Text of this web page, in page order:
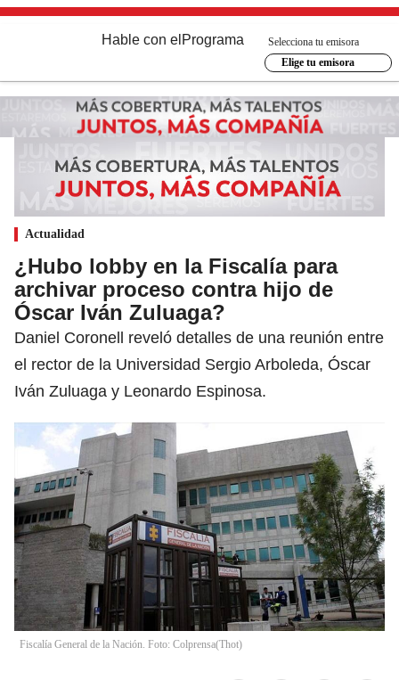
Hable con el Programa
Selecciona tu emisora
Elige tu emisora
Actualidad
¿Hubo lobby en la Fiscalía para
archivar proceso contra hijo de
Óscar Iván Zuluaga?
Daniel Coronell reveló detalles de una reunión entre
el rector de la Universidad Sergio Arboleda, Óscar
Iván Zuluaga y Leonardo Espinosa.
Fiscalía General de la Nación. Foto: Colprensa(Thot)